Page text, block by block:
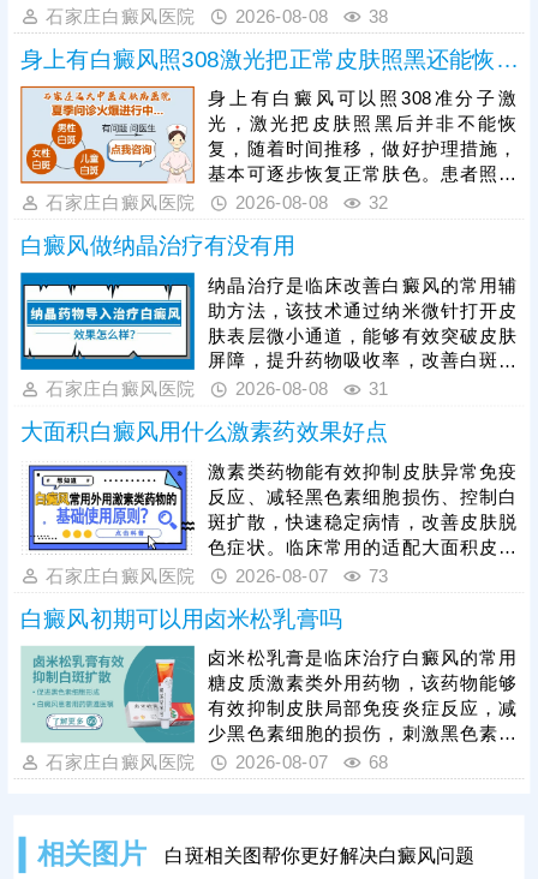
之下，进口308激光靶向性强、光源
稳定，可直接作用于患处，不损伤周
边健康肌肤，兼具安全性与高效性，
能快速激活黑色素细胞，更适配早期
白癜风的治疗需求。患者进行308激
光治疗时，需严格遵循医嘱把控照射
剂量，坚持照射治疗，不可随意中
断，避免影响复色效果。
石家庄白癜风医院 2026-08-08 38
身上有白癜风照308激光把正常皮肤照黑还能恢复吗
身上有白癜风可以照308准分子激
光，激光把皮肤照黑后并非不能恢
复，随着时间推移，做好护理措施，
基本可逐步恢复正常肤色。患者照光
治白癜风还需确定合适的频率，持之
转。照光期间需要定期复查，评估疗
效，分析病情变化特征，适当的对治
疗方案进行调整，使治疗持续贴合病
情，循序渐进消灭白斑。
石家庄白癜风医院 2026-08-08 32
白癜风做纳晶治疗有没有用
纳晶治疗是临床改善白癜风的常用辅
助方法，该技术通过纳米微针打开皮
肤表层微小通道，能够有效突破皮肤
屏障，提升药物吸收率，改善白斑部
位的微循环，纳晶治疗并非适用于所
据自身病情、肤质及白斑类型对症开
展治疗，切勿盲目操作。临床为提升
整体疗效，通常建议采用综合性治疗
方案，将纳晶治疗与中医定向透药、
308准分子激光治疗相结合，内外协
同作用，快速修复受损黑色素细胞，
缩短治疗周期。
石家庄白癜风医院 2026-08-08 31
大面积白癜风用什么激素药效果好点
激素类药物能有效抑制皮肤异常免疫
反应、减轻黑色素细胞损伤、控制白
斑扩散，快速稳定病情，改善皮肤脱
色症状。临床常用的适配大面积皮损
的激素药物，需根据患者年龄、皮损
药种类、剂量、使用周期均需严格遵
从医嘱。患者严禁自行选购、增减药
量，盲目用药易引发皮肤萎缩、毛细
血管扩张、色素异常、激素依赖等副
作用，损害皮肤健康。单纯使用激素
药物治疗大面积白癜风效果有限，联
合311窄谱uvb照射综合方案，能有效
石家庄白癜风医院 2026-08-07 73
白癜风初期可以用卤米松乳膏吗
卤米松乳膏是临床治疗白癜风的常用
糖皮质激素类外用药物，该药物能够
有效抑制皮肤局部免疫炎症反应，减
少黑色素细胞的损伤，刺激黑色素再
生，可有效控制白斑扩散、淡化皮
损。但患者绝对不可自行胡乱用药，
体质等情况，严格遵从医嘱，避免不
石家庄白癜风医院 2026-08-07 68
相关图片 白斑相关图帮你更好解决白癜风问题